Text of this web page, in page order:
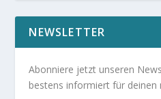
NEWSLETTER
Abonniere jetzt unseren
bestens informiert für deinen